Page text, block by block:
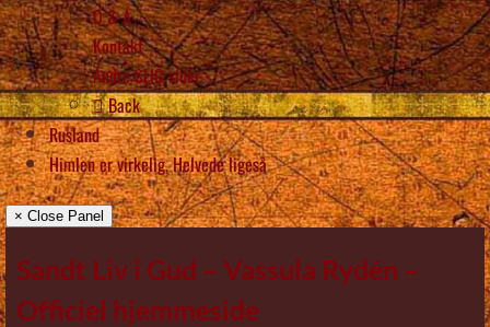
Q & A
Kontakt
Andre SLIG sider
Back
Rusland
Himlen er virkelig, Helvede ligeså
× Close Panel
Sandt Liv i Gud – Vassula Rydén –
Officiel hjemmeside